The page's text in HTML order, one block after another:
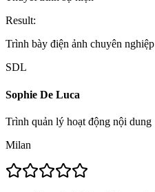
Result:
Trình bày điện ảnh chuyên nghiệp
SDL
Sophie De Luca
Trình quản lý hoạt động nội dung
Milan